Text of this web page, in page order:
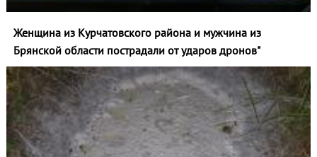
Женщина из Курчатовского района и мужчина из
Брянской области пострадали от ударов дронов"